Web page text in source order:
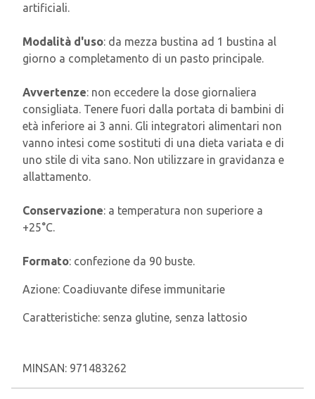
artificiali.
Modalità d'uso: da mezza bustina ad 1 bustina al
giorno a completamento di un pasto principale.
Avvertenze: non eccedere la dose giornaliera
consigliata. Tenere fuori dalla portata di bambini di
età inferiore ai 3 anni. Gli integratori alimentari non
vanno intesi come sostituti di una dieta variata e di
uno stile di vita sano. Non utilizzare in gravidanza e
allattamento.
Conservazione: a temperatura non superiore a
+25°C.
Formato: confezione da 90 buste.
Azione: Coadiuvante difese immunitarie
Caratteristiche: senza glutine, senza lattosio
MINSAN: 971483262